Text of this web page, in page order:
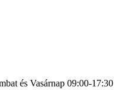
és Vasárnap 09:00-17:30